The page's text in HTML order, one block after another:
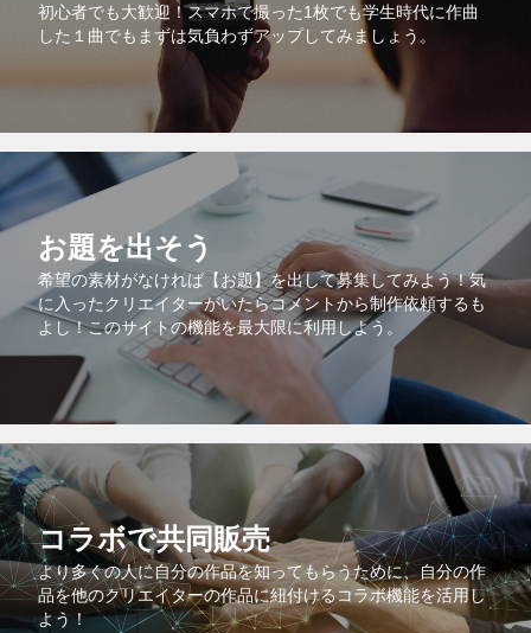
初心者でも大歓迎！スマホで撮った1枚でも学生時代に作曲
した１曲でもまずは気負わずアップしてみましょう。
お題を出そう
希望の素材がなければ【お題】を出して募集してみよう！気
に入ったクリエイターがいたらコメントから制作依頼するも
よし！このサイトの機能を最大限に利用しよう。
コラボで共同販売
より多くの人に自分の作品を知ってもらうために、自分の作
品を他のクリエイターの作品に紐付けるコラボ機能を活用し
よう！